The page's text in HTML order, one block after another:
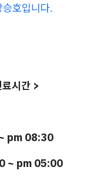
호입니다.
시간 >
pm 08:30
~ pm 05:00